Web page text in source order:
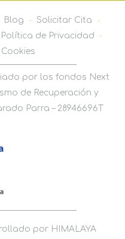
Blog
Solicitar Cita
Política de Privacidad
por los fondos Next
de Recuperación y
Parra – 28946696T
por HIMALAYA